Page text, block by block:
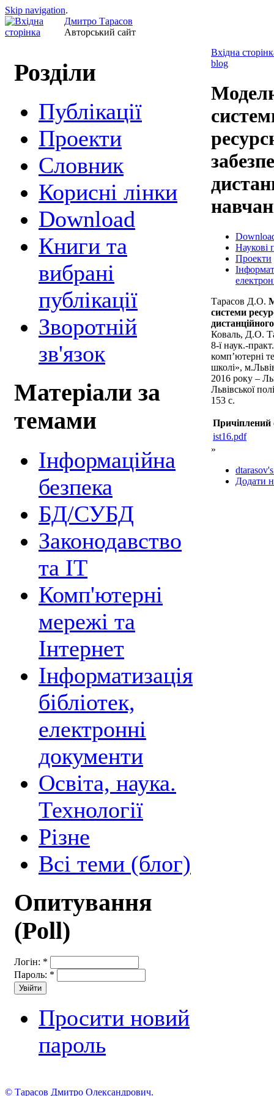
Skip navigation.
Дмитро Тарасов
Авторський сайт
Розділи
Публікації
Проекти
Cловник
Корисні лінки
Download
Книги та
вибрані
публікації
Зворотній
зв'язок
Матеріали за
темами
Інформаційна
безпека
БД/СУБД
Законодавство
та ІТ
Комп'ютерні
мережі та
Інтернет
Інформатизація
бібліотек,
електронні
документи
Освіта, наука.
Технології
Різне
Всі теми (блог)
Опитування
(Poll)
Логін: *
Пароль: *
Просити новий
пароль
Вхідна
blog
Наукові
Проекти
Тарасов Д.О.
системи
Коваль, Д.О.
8-ї наук.-
комп’ютерні
школі»,
2016 року –
Львівської
153 с.
Причіплений
ist16.pdf
»
Додати
© Тарасов Дмитро Олександрович.